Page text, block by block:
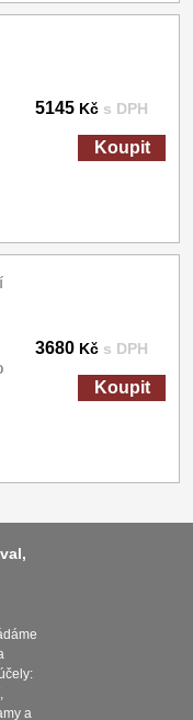
5145 Kč s DPH
Koupit
3680 Kč s DPH
Koupit
a